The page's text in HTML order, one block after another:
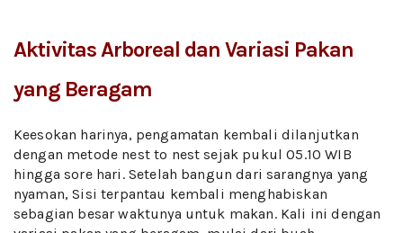
Aktivitas Arboreal dan Variasi Pakan
yang Beragam
Keesokan harinya, pengamatan kembali dilanjutkan
dengan metode nest to nest sejak pukul 05.10 WIB
hingga sore hari. Setelah bangun dari sarangnya yang
nyaman, Sisi terpantau kembali menghabiskan
sebagian besar waktunya untuk makan. Kali ini dengan